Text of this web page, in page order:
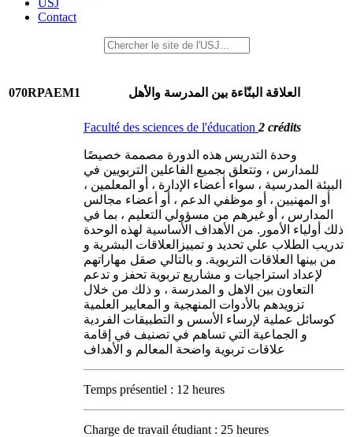
USJ
Contact
070RPAEM1 العلاقة البنّاءة بين المدرسة والأهل
Faculté des sciences de l'éducation 2 crédits
وحدة التدريس هذه الدورة مصممة خصيصًا
للمدارس ، وتتعلق بجميع الفاعلين التربويين في
البيئة المدرسية ، سواء أعضاء الإدارة ، أو المعلمين ،
أو المهنيين ، أو موظفي الدعم ، أو أعضاء مجالس
المدارس ، أو غيرهم من مسؤولي التعليم ، بما في
ذلك أولياء الأمور. من الأهداف الأساسية لهذه الوحدة
تدريب الطلاب علي تحديد و تمييزالعلاقات البشرية و
من بينها العلاقات التربوية. و بالتالي صقل مهاراتهم
لإعداد استراجيات و مشاريع تربوية تحفز و تدعم
التعاون بين الاهل و المدرسة ، و ذلك من خلال
تزويدهم بالأدوات المنهجية و المعايير العلمية
كوسائل عملية لإرساء الأسس و التطبيقات الفردية
و الجماعية التي تساهم في تصنيف في إقامة
علاقات تربوية واضحة المعالم و الأهداف
Temps présentiel : 12 heures
Charge de travail étudiant : 25 heures